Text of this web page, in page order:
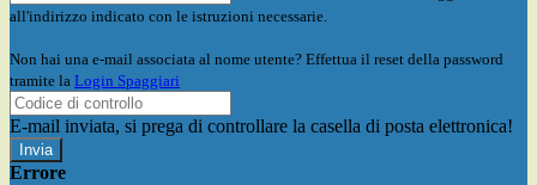
all'indirizzo indicato con le istruzioni necessarie.
Non hai una e-mail associata al nome utente? Effettua il reset della password
tramite la Login Spaggiari
E-mail inviata, si prega di controllare la casella di posta elettronica!
Errore